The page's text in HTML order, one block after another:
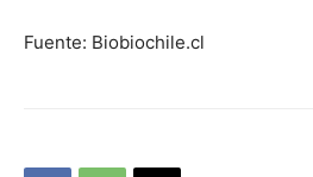
Fuente: Biobiochile.cl